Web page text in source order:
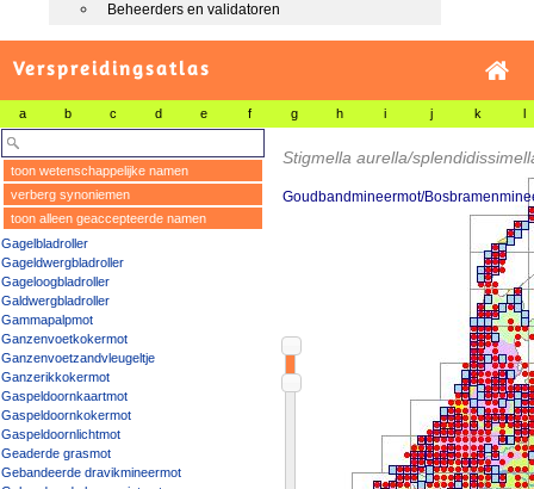
Beheerders en validatoren
Verspreidingsatlas
a b c d e f g h i j k l
toon wetenschappelijke namen
verberg synoniemen
toon alleen geaccepteerde namen
Gagelbladroller
Gageldwergbladroller
Gageloogbladroller
Galdwergbladroller
Gammapalpmot
Ganzenvoetkokermot
Ganzenvoetzandvleugeltje
Ganzerikkokermot
Gaspeldoornkaartmot
Gaspeldoornkokermot
Gaspeldoornlichtmot
Geaderde grasmot
Gebandeerde dravikmineermot
Stigmella aurella/
Goudbandmineermot/